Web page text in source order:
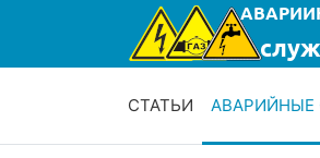
СТАТЬИ